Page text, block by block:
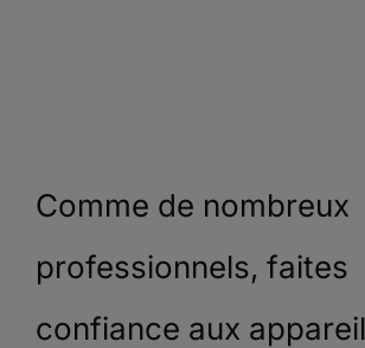
Comme de nombreux
professionnels, faites
confiance aux